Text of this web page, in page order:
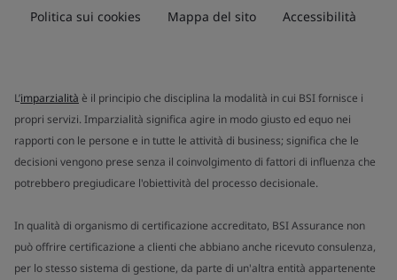
Politica sui cookies Mappa del sito Accessibilità
L’imparzialità è il principio che disciplina la modalità in cui BSI fornisce i
propri servizi. Imparzialità significa agire in modo giusto ed equo nei
rapporti con le persone e in tutte le attività di business; significa che le
decisioni vengono prese senza il coinvolgimento di fattori di influenza che
potrebbero pregiudicare l'obiettività del processo decisionale.
In qualità di organismo di certificazione accreditato, BSI Assurance non
può offrire certificazione a clienti che abbiano anche ricevuto consulenza,
per lo stesso sistema di gestione, da parte di un'altra entità appartenente